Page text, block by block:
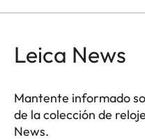
Leica News
Mantente informado
de la colección de
News.